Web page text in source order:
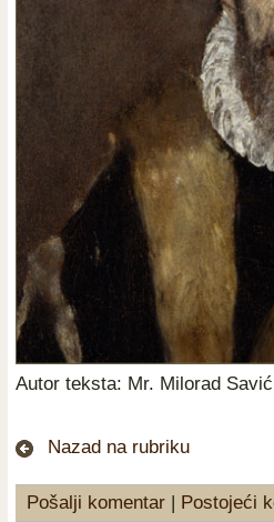
Autor teksta: Mr. Milorad Savić
Nazad na rubriku
Pošalji komentar | Postojeći